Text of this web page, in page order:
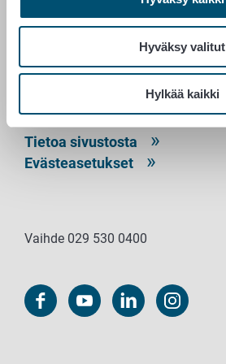
Hyväksy valitut
Hylkää kaikki
00027 RUOKAVIRASTO
Palaute
Tietosuojailmoitus
Tietoa sivustosta
Evästeasetukset
Vaihde 029 530 0400